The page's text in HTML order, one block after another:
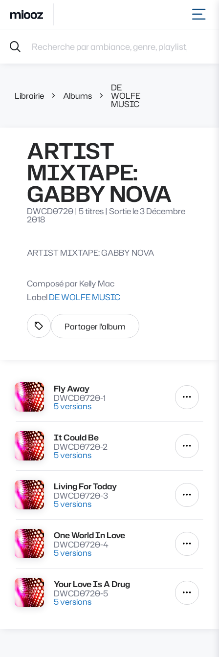
Accueil
Musiques
Playlists
Librairie Albums
DE
WOLFE
MUSIC
ARTIST
MIXTAPE:
GABBY NOVA
DWCD0720| 5 titres| Sortie le 3 Décembre
2018
ARTIST MIXTAPE: GABBY NOVA
Composé par Kelly Mac
LabelDE WOLFE MUSIC
Afficher les tags
Partager l'album
Lire
Fly Away
DWCD0720-1
5 versions Autres
Lire
It Could Be
DWCD0720-2
5 versions Autres
Lire
Living For Today
DWCD0720-3
5 versions Autres
Lire
One World In Love
DWCD0720-4
5 versions Autres
Lire
Your Love Is A Drug
DWCD0720-5
5 versions Autres